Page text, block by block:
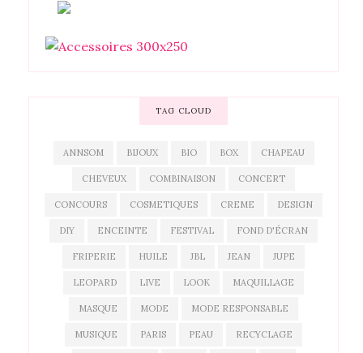
TAG CLOUD
ANNSOM BIJOUX BIO BOX CHAPEAU
CHEVEUX COMBINAISON CONCERT
CONCOURS COSMETIQUES CREME DESIGN
DIY ENCEINTE FESTIVAL FOND D'ÉCRAN
FRIPERIE HUILE JBL JEAN JUPE
LEOPARD LIVE LOOK MAQUILLAGE
MASQUE MODE MODE RESPONSABLE
MUSIQUE PARIS PEAU RECYCLAGE